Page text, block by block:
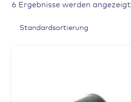
6 Ergebnisse werden angezeigt